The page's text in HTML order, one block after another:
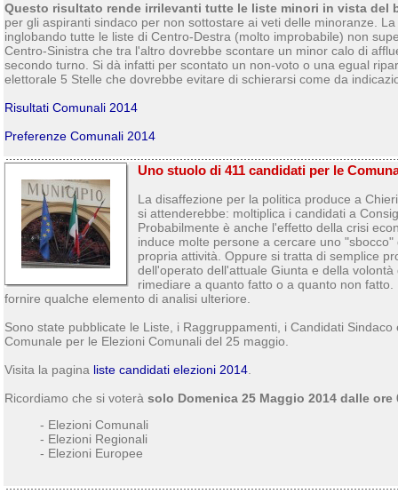
Questo risultato rende irrilevanti tutte le liste minori in vista del
per gli aspiranti sindaco per non sottostare ai veti delle minoranze.
inglobando tutte le liste di Centro-Destra (molto improbabile) non
Centro-Sinistra che tra l'altro dovrebbe scontare un minor calo di
secondo turno. Si dà infatti per scontato un non-voto o una egual
elettorale 5 Stelle che dovrebbe evitare di schierarsi come da
Risultati Comunali 2014
Preferenze Comunali 2014
Uno stuolo di 411 candidati per le
La disaffezione per la politica produce a
si attenderebbe: moltiplica i candidati a
Probabilmente è anche l'effetto della crisi
induce molte persone a cercare uno
propria attività. Oppure si tratta di semplice
dell'operato dell'attuale Giunta e della
rimediare a quanto fatto o a quanto non
fornire qualche elemento di analisi ulteriore.
Sono state pubblicate le Liste, i Raggruppamenti, i Candidati
Comunale per le Elezioni Comunali del 25 maggio.
Visita la pagina liste candidati elezioni 2014
Ricordiamo che si voterà solo Domenica 25 Maggio 2014 dalle ore
- Elezioni Comunali
- Elezioni Regionali
- Elezioni Europee